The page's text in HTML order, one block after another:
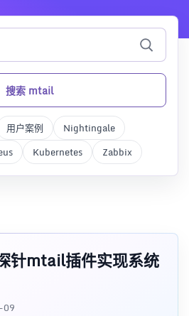
搜索 mtail
用户案例
Nightingale
Kubernetes Zabbix
针mtail插件实现系统
09